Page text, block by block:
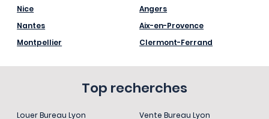
Nice
Nantes
Montpellier
Angers
Aix-en-Provence
Clermont-Ferrand
Top recherches
Louer Bureau Lyon
Vente Bureau Lyon